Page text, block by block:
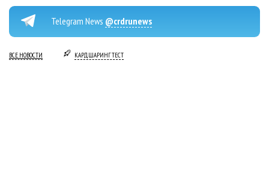
Telegram News @crdrunews
ВСЕ НОВОСТИ КАРДШАРИНГ ТЕСТ